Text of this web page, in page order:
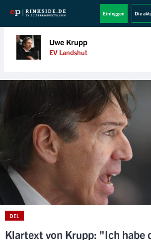
Die
Einloggen
Uwe Krupp
EV Landshut
DEL
Klartext von Krupp: "Ich habe